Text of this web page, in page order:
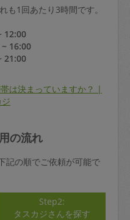
も1回あたり3時間です。
12:00
16:00
21:00
は決まっていますか？ |
の流れ
記の順でご依頼が可能で
Step2:
タスカジさんを探す